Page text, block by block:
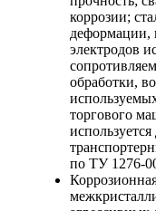
коррозии;
деформации,
электродов
обработки,
торгового
по ТУ 1276-